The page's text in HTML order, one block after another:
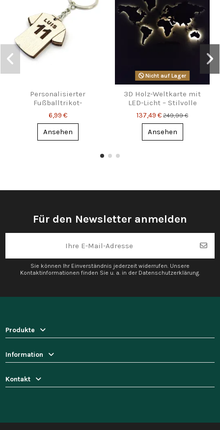
Personalisierter
Fußballtrikot-
Schlüsselanhänger mit
Name & Nummer
6,99 €
Ansehen
Nicht auf Lager
3D Holz-Weltkarte mit
LED-Licht – Stilvolle
Wanddeko für Reisefans
137,49 €249,99 €
Ansehen
Für den Newsletter anmelden
Sie können Ihr Einverständnis jederzeit widerrufen. Unsere
Kontaktinformationen finden Sie u. a. in der Datenschutzerklärung.
Produkte
Information
Kontakt